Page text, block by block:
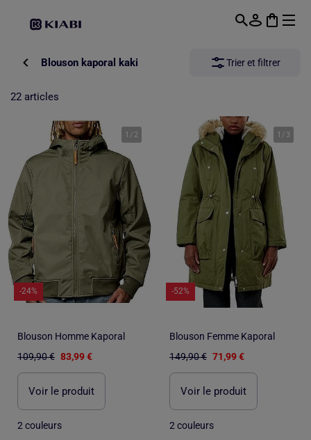
Blouson kaporal kaki Trier et filtrer
22 articles
1 / 2
-24%
Blouson Homme Kaporal
109,90 € 83,99 €
Voir le produit
2 couleurs
1 / 3
-52%
Blouson Femme Kaporal
149,90 € 71,99 €
Voir le produit
2 couleurs